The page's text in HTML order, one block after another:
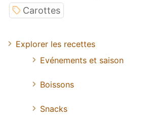
Carottes
Explorer les recettes
Evénements et saison
Boissons
Snacks